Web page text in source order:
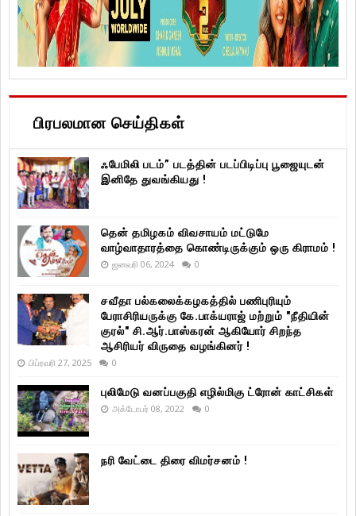
பிரபலமான செய்திகள்
ஃபேமிலி படம்” படத்தின் படப்பிடிப்பு பூஜையுடன்
இனிதே துவங்கியது !
தென் தமிழகம் விவசாயம் மட்டுமே
வாழ்வாதாரத்தை கொண்டிருக்கும் ஒரு கிராமம் !
ஜனவரி 06, 2024 0
சவீதா பல்கலைக்கழகத்தில் பணிபுரியும்
பேராசிரியருக்கு கே.பாக்யராஜ் மற்றும் "நீதியின்
குரல்" சி.ஆர்.பாஸ்கரன் ஆகியோர் சிறந்த
ஆசிரியர் விருதை வழங்கினர் !
பிப்ரவரி 27, 2025 0
புலிமேடு வனப்பகுதி எழில்மிகு ட்ரோன் காட்சிகள்
அக்டோபர் 08, 2022 0
நரி வேட்டை திரை விமர்சனம் !